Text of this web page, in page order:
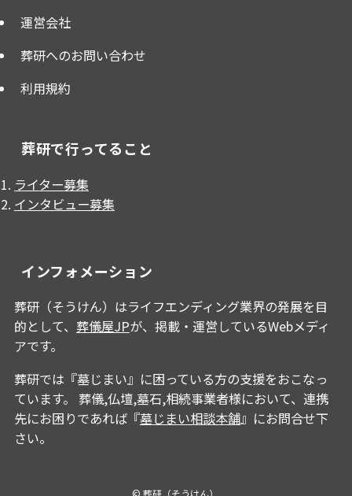
運営会社
葬研へのお問い合わせ
利用規約
葬研で行ってること
ライター募集
インタビュー募集
インフォメーション
葬研（そうけん）はライフエンディング業界の発展を目
的として、 葬儀屋JPが、掲載・運営しているWebメディ
アです。
葬研では『墓じまい』に困っている方の支援をおこなっ
ています。 葬儀,仏壇,墓石,相続事業者様において、連携
先にお困りであれば『墓じまい相談本舗』にお問合せ下
さい。
© 葬研（そうけん）.